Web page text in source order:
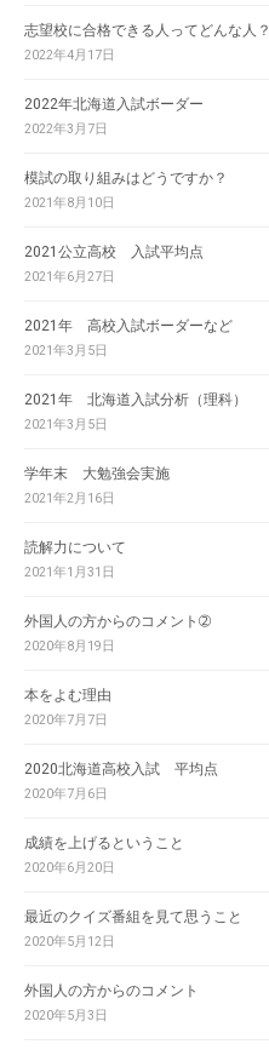
志望校に合格できる人ってどんな人？
2022年4月17日
2022年北海道入試ボーダー
2022年3月7日
模試の取り組みはどうですか？
2021年8月10日
2021公立高校 入試平均点
2021年6月27日
2021年 高校入試ボーダーなど
2021年3月5日
2021年 北海道入試分析（理科）
2021年3月5日
学年末 大勉強会実施
2021年2月16日
読解力について
2021年1月31日
外国人の方からのコメント➁
2020年8月19日
本をよむ理由
2020年7月7日
2020北海道高校入試 平均点
2020年7月6日
成績を上げるということ
2020年6月20日
最近のクイズ番組を見て思うこと
2020年5月12日
外国人の方からのコメント
2020年5月3日